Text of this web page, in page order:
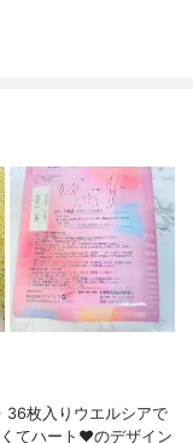
36枚入りウエルシアで
てハート♥️のデザイン